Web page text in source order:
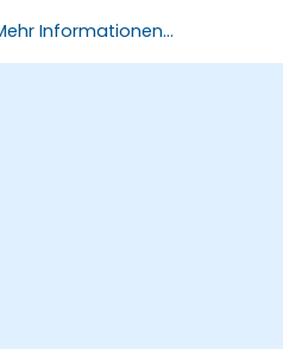
(Deploy).
Informationen...